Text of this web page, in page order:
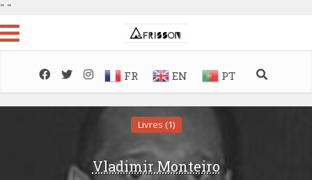
" "
FR EN PT
Livres (1)
Vladimir Monteiro